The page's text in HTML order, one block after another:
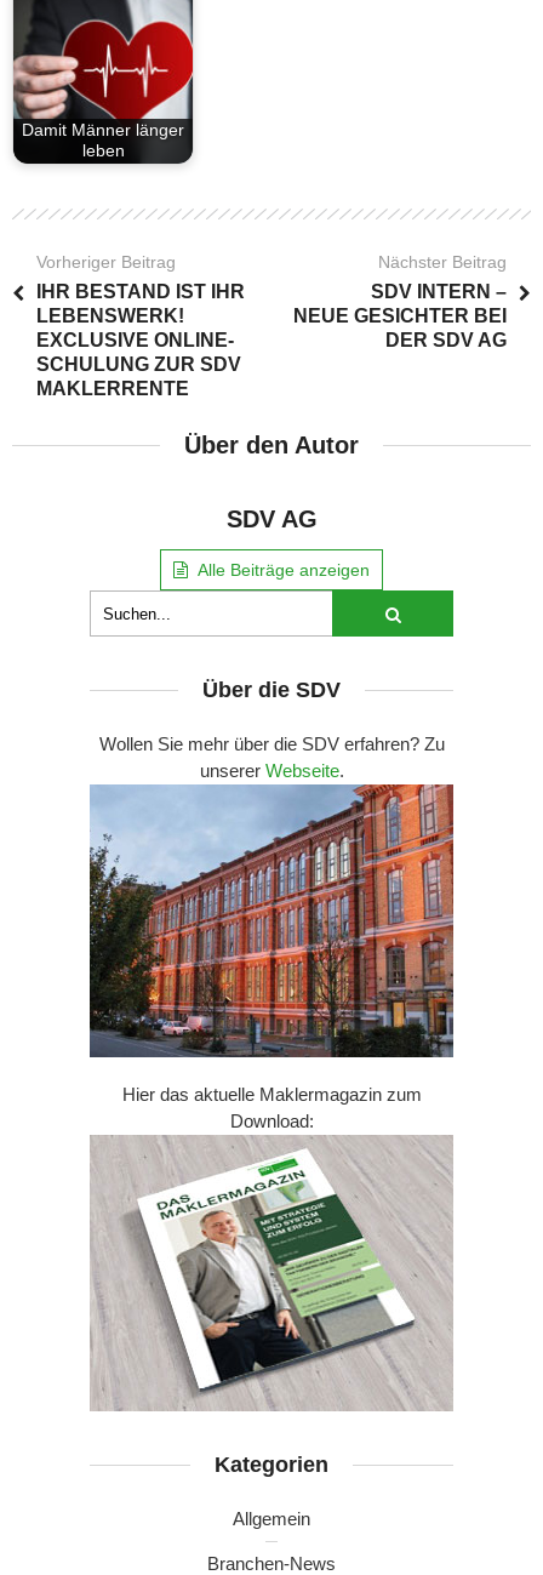
Damit Männer länger
leben
Vorheriger Beitrag
IHR BESTAND IST IHR
LEBENSWERK!
EXCLUSIVE ONLINE-
SCHULUNG ZUR SDV
MAKLERRENTE
Nächster Beitrag
SDV INTERN –
NEUE GESICHTER BEI
DER SDV AG
Über den Autor
SDV AG
Alle Beiträge anzeigen
Über die SDV
Wollen Sie mehr über die SDV erfahren? Zu
unserer Webseite.
Hier das aktuelle Maklermagazin zum
Download:
Kategorien
Allgemein
Branchen-News